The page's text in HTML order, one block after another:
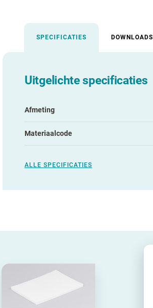
SPECIFICATIES DOWNLOADS
Uitgelichte specificaties
Afmeting
Materiaalcode
ALLE SPECIFICATIES